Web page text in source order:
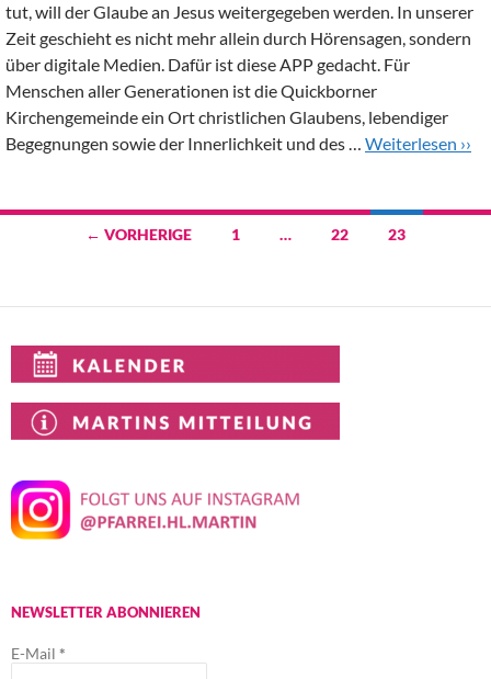
tut, will der Glaube an Jesus weitergegeben werden. In unserer
Zeit geschieht es nicht mehr allein durch Hörensagen, sondern
über digitale Medien. Dafür ist diese APP gedacht. Für
Menschen aller Generationen ist die Quickborner
Kirchengemeinde ein Ort christlichen Glaubens, lebendiger
Begegnungen sowie der Innerlichkeit und des … Weiterlesen ››
Beitragsnavigation
← VORHERIGE 1 … 22 23
NEWSLETTER ABONNIEREN
E-Mail *